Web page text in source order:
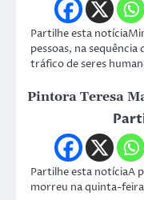
Partilhe esta
pessoas, na
tráfico de seres
Pintora Teresa
Partilhe esta notíciaA
morreu na quinta-